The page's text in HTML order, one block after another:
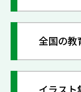
全国の教